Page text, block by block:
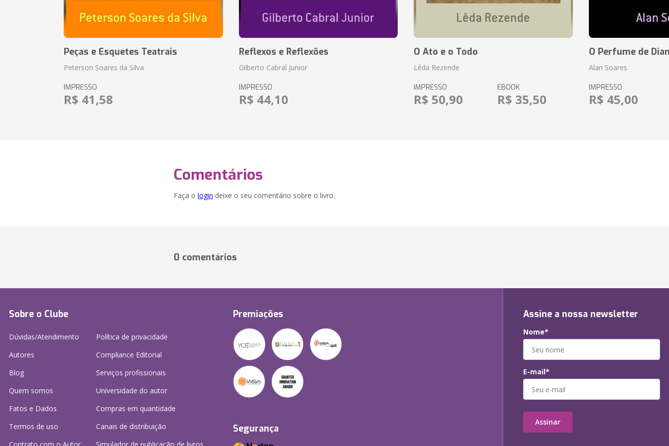
Peças e Esquetes Teatrais
Peterson Soares da Silva
IMPRESSO
R$ 41,58
Reflexos e Reflexões
Gilberto Cabral Junior
IMPRESSO
R$ 44,10
O Ato e o Todo
Lêda Rezende
IMPRESSO
R$ 50,90
EBOOK
R$ 35,50
O Perfume de
Alan Soares
IMPRESSO
R$ 45,00
Comentários
Faça o login deixe o seu comentário sobre o livro.
0 comentários
Sobre o Clube
Dúvidas/Atendimento
Autores
Blog
Quem somos
Fatos e Dados
Termos de uso
Política de privacidade
Compliance Editorial
Serviços profissionais
Universidade do autor
Compras em quantidade
Canais de distribuição
Premiações
Segurança
Assine a nossa newsletter
Nome*
E-mail*
Assinar